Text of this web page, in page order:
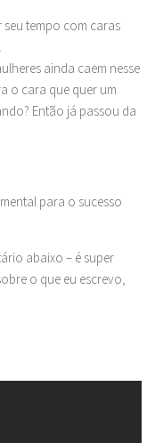
seu tempo com caras
ainda caem nesse
o cara que quer um
Então já passou da
para o sucesso
abaixo – é super
o que eu escrevo,